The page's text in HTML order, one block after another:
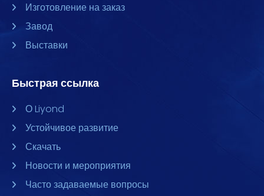
Изготовление на заказ
Завод
Выставки
Быстрая ссылка
О Liyond
Устойчивое развитие
Скачать
Новости и мероприятия
Часто задаваемые вопросы